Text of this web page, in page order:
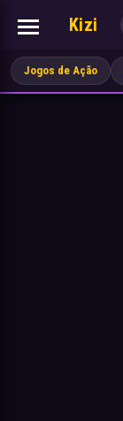
Kizi
Jogos de Ação